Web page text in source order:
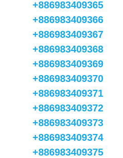
+886983409365
+886983409366
+886983409367
+886983409368
+886983409369
+886983409370
+886983409371
+886983409372
+886983409373
+886983409374
+886983409375